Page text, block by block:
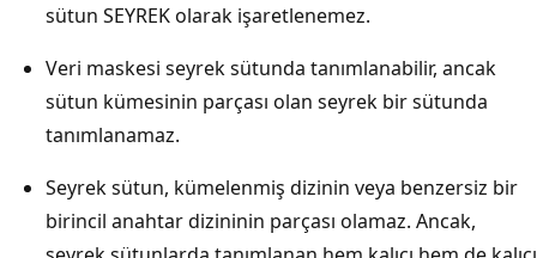
sütun SEYREK olarak işaretlenemez.
Veri maskesi seyrek sütunda tanımlanabilir, ancak
sütun kümesinin parçası olan seyrek bir sütunda
tanımlanamaz.
Seyrek sütun, kümelenmiş dizinin veya benzersiz bir
birincil anahtar dizininin parçası olamaz. Ancak,